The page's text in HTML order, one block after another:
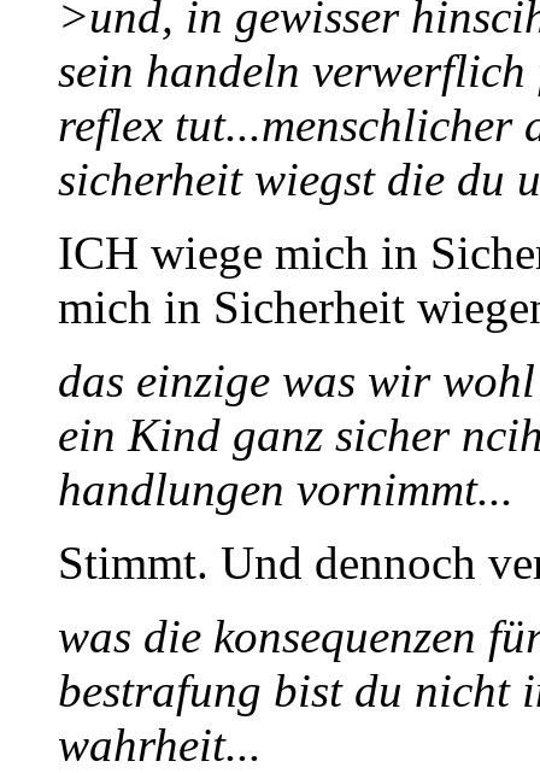
>und, in gewisser
sein handeln verwerflich
reflex tut...menschlicher
sicherheit wiegst die du
ICH wiege mich in
mich in Sicherheit
das einzige was wir
ein Kind ganz sicher
handlungen vornimmt...
Stimmt. Und dennoch
was die konsequenzen
bestrafung bist du nicht
wahrheit...